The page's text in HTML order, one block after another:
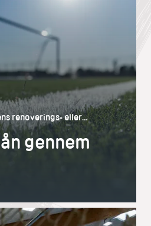
renoverings- eller
rentefrit lån
gennem